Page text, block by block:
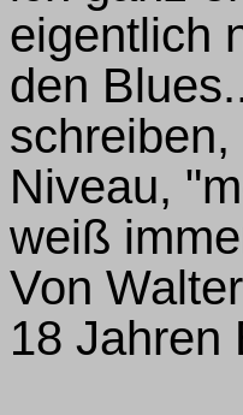
eigentlich
den
Niveau,
weiß
Von
18 Jahren